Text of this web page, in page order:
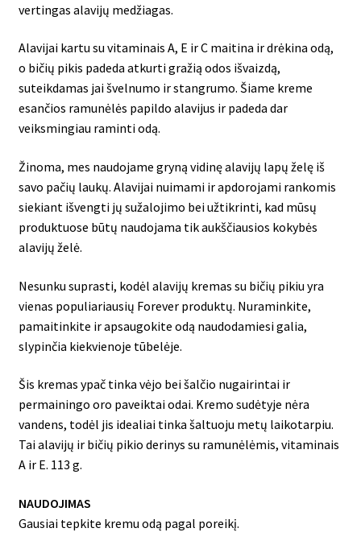
vertingas alavijų medžiagas.
Alavijai kartu su vitaminais A, E ir C maitina ir drėkina odą,
o bičių pikis padeda atkurti gražią odos išvaizdą,
suteikdamas jai švelnumo ir stangrumo. Šiame kreme
esančios ramunėlės papildo alavijus ir padeda dar
veiksmingiau raminti odą.
Žinoma, mes naudojame gryną vidinę alavijų lapų želę iš
savo pačių laukų. Alavijai nuimami ir apdorojami rankomis
siekiant išvengti jų sužalojimo bei užtikrinti, kad mūsų
produktuose būtų naudojama tik aukščiausios kokybės
alavijų želė.
Nesunku suprasti, kodėl alavijų kremas su bičių pikiu yra
vienas populiariausių Forever produktų. Nuraminkite,
pamaitinkite ir apsaugokite odą naudodamiesi galia,
slypinčia kiekvienoje tūbelėje.
Šis kremas ypač tinka vėjo bei šalčio nugairintai ir
permainingo oro paveiktai odai. Kremo sudėtyje nėra
vandens, todėl jis idealiai tinka šaltuoju metų laikotarpiu.
Tai alavijų ir bičių pikio derinys su ramunėlėmis, vitaminais
A ir E. 113 g.
NAUDOJIMAS
Gausiai tepkite kremu odą pagal poreikį.